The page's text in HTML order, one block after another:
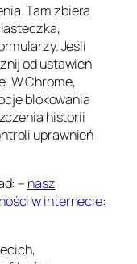
Tam zbiera
Jeśli
od ustawień
W Chrome,
blokowania
historii
uprawnień
– nasz
w internecie: